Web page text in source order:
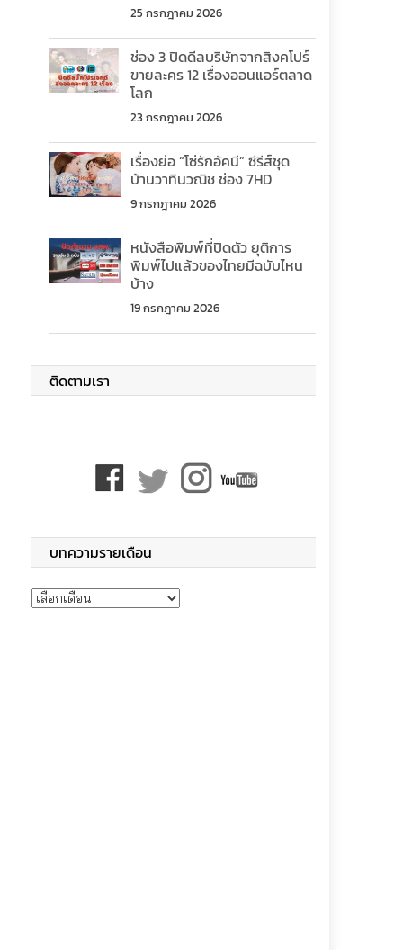
25 กรกฎาคม 2026
ช่อง 3 ปิดดีลบริษัทจากสิงคโปร์
ขายละคร 12 เรื่องออนแอร์ตลาด
โลก
23 กรกฎาคม 2026
เรื่องย่อ “โซ่รักอัคนี” ซีรีส์ชุด
บ้านวาทินวณิช ช่อง 7HD
9 กรกฎาคม 2026
หนังสือพิมพ์ที่ปิดตัว ยุติการ
พิมพ์ไปแล้วของไทยมีฉบับไหน
บ้าง
19 กรกฎาคม 2026
ติดตามเรา
บทความรายเดือน
บทความรายเดือน